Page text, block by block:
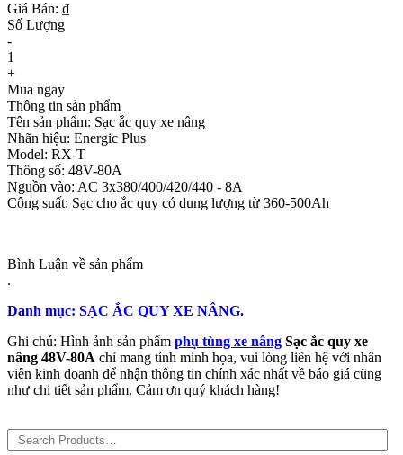
Giá Bán: ₫
Số Lượng
-
1
+
Mua ngay
Thông tin sản phẩm
Tên sản phẩm: Sạc ắc quy xe nâng
Nhãn hiệu: Energic Plus
Model: RX-T
Thông số: 48V-80A
Nguồn vào: AC 3x380/400/420/440 - 8A
Công suất: Sạc cho ắc quy có dung lượng từ 360-500Ah
Bình Luận về sản phẩm
.
Danh mục: SẠC ẮC QUY XE NÂNG.
Ghi chú: Hình ảnh sản phẩm phụ tùng xe nâng Sạc ắc quy xe
nâng 48V-80A chỉ mang tính minh họa, vui lòng liên hệ với nhân
viên kinh doanh để nhận thông tin chính xác nhất về báo giá cũng
như chi tiết sản phẩm. Cảm ơn quý khách hàng!